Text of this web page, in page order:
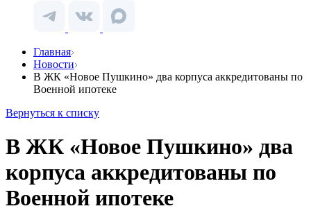
Главная
Новости
В ЖК «Новое Пушкино» два корпуса аккредитованы по
Военной ипотеке
Вернуться к списку
В ЖК «Новое Пушкино» два
корпуса аккредитованы по
Военной ипотеке